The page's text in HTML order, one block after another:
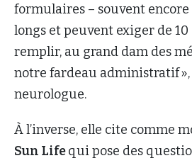
formulaires – souvent
longs et peuvent exiger de
remplir, au grand dam des
notre fardeau administratif
neurologue.
À l’inverse, elle cite comme
Sun Lifequi pose des